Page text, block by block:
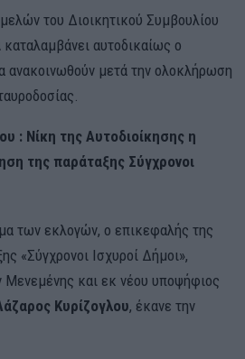
του Διοικητικού Συμβουλίου
καταλαμβάνει αυτοδικαίως ο
ανακοινωθούν μετά την ολοκλήρωση
: Νίκη της Αυτοδιοίκησης η
της παράταξης Σύγχρονοι
των εκλογών, ο επικεφαλής της
«Σύγχρονοι Ισχυροί Δήμοι»,
και εκ νέου υποψήφιος
Κυρίζογλου, έκανε την